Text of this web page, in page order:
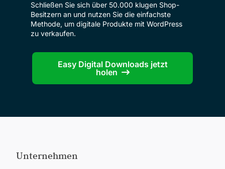
Schließen Sie sich über 50.000 klugen Shop-
Besitzern an und nutzen Sie die einfachste
Methode, um digitale Produkte mit WordPress
zu verkaufen.
Easy Digital Downloads jetzt
holen
Unternehmen